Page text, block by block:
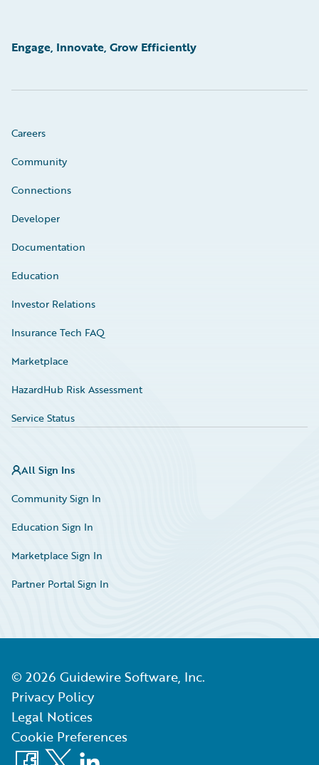
Engage, Innovate, Grow Efficiently
Careers
Community
Connections
Developer
Documentation
Education
Investor Relations
Insurance Tech FAQ
Marketplace
HazardHub Risk Assessment
Service Status
All Sign Ins
Community Sign In
Education Sign In
Marketplace Sign In
Partner Portal Sign In
© 2026 Guidewire Software, Inc.
Privacy Policy
Legal Notices
Cookie Preferences
Facebook
X LinkedIn